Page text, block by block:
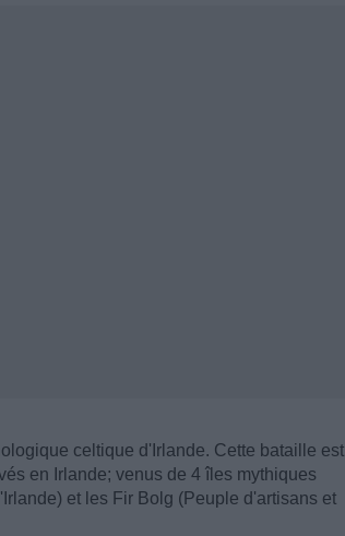
celtique d'Irlande. Cette bataille est
en Irlande; venus de 4 îles mythiques
et les Fir Bolg (Peuple d'artisans et